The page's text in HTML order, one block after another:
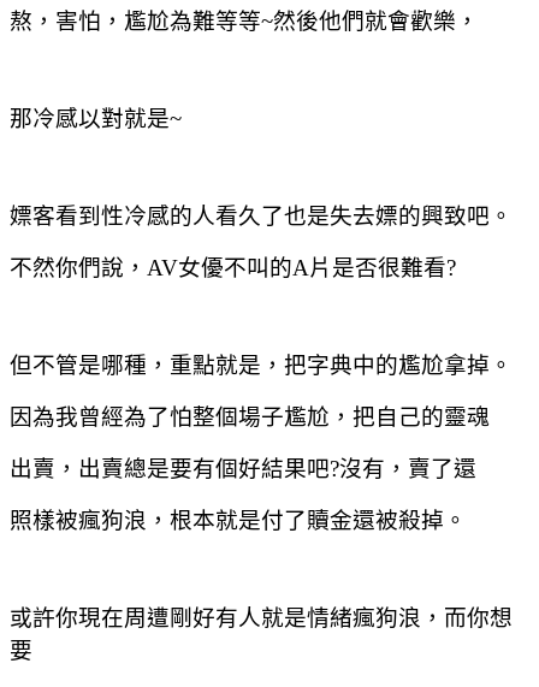
熬，害怕，尷尬為難等等~然後他們就會歡樂，
那冷感以對就是~
嫖客看到性冷感的人看久了也是失去嫖的興致吧。
不然你們說， AV女優不叫的A片是否很難看?
但不管是哪種，重點就是，把字典中的尷尬拿掉。
因為我曾經為了怕整個場子尷尬，把自己的靈魂
出賣，出賣總是要有個好結果吧?沒有，賣了還
照樣被瘋狗浪，根本就是付了贖金還被殺掉。
或許你現在周遭剛好有人就是情緒瘋狗浪，而你想
要